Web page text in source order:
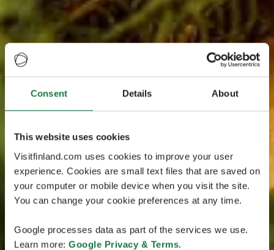
Consent Details About
This website uses cookies
Visitfinland.com uses cookies to improve your user
experience. Cookies are small text files that are saved on
your computer or mobile device when you visit the site.
You can change your cookie preferences at any time.
Google processes data as part of the services we use.
Learn more: Google Privacy & Terms.